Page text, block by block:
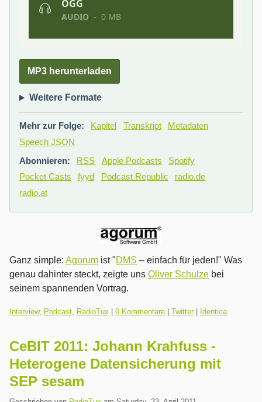
MP3 herunterladen
Weitere Formate
Mehr zur Folge: Kapitel Transkript
Metadaten
Speech JSON
Abonnieren:
RSS Apple Podcasts
Spotify
Pocket Casts
fyyd Podcast Republic
radio.de
radio.at
Ganz simple: Agorum ist "DMS – einfach für jeden!" Was
genau dahinter steckt, zeigte uns Oliver Schulze bei
seinem spannenden Vortrag.
Kategorien:
Interview, Podcast RadioTux 0 Kommentare Twitter| Identica
CeBIT 2011: Johann Krahfuss -
Heterogene Datensicherung mit
SEP sesam